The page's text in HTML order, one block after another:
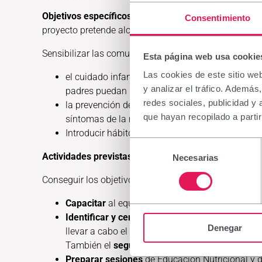
Consentimiento
Esta página web usa
Las cookies de este sitio
y analizar el tráfico.
redes sociales, publicidad y
que hayan recopilado a
de
consentimiento
Necesarias
Denegar
Objetivos específicos
: reducir en un 10% los casos
proyecto pretende alcanzar los siguientes resultados:
Sensibilizar las comunidades objetivo e involucrarlas
el cuidado infantil, mediante el apoyo y
padres puedan monitorear la salud de sus
la prevención de la malnutrición a través de
síntomas de la malnutrición, normas de
Introducir hábitos de consumo saludables en
Actividades previstas
Conseguir los objetivos es la máxima prioridad de
Capacitar al equipo de trabajo dando
Identificar y censarlos casos de malnutrición
llevar a cabo el cribado de niños hasta 5
También el seguimientode los casos de
Preparar sesionesde Educación Nutricional y